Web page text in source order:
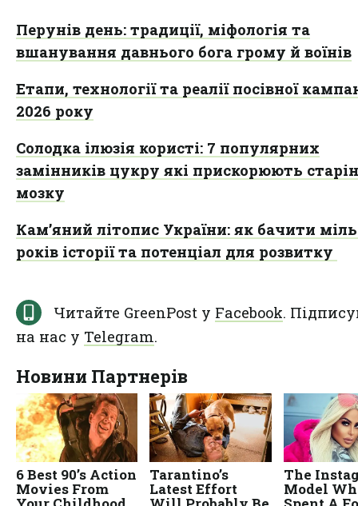
Перунів день: традиції, міфологія та
вшанування давнього бога грому й воїнів
Етапи, технології та реалії посівної
2026 року
Солодка ілюзія користі: 7 популярних
замінників цукру які прискорюють
мозку
Кам’яний літопис України: як бачити
років історії та потенціал для розвитку
Читайте GreenPost у Facebook.
на нас у Telegram.